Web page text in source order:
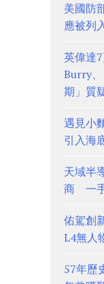
美國防
應被列
英偉達
Burry
期」質
遇見小
引入海
天域半
商 一
佑駕創
L4無人
57年歷